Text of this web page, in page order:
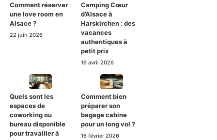
Comment réserver
une love room en
Alsace ?
22 juin 2026
Camping Cœur
d’Alsace à
Harskirchen : des
vacances
authentiques à
petit prix
16 avril 2026
Quels sont les
espaces de
coworking ou
bureau disponible
pour travailler à
Comment bien
préparer son
bagage cabine
pour un long vol ?
16 février 2026